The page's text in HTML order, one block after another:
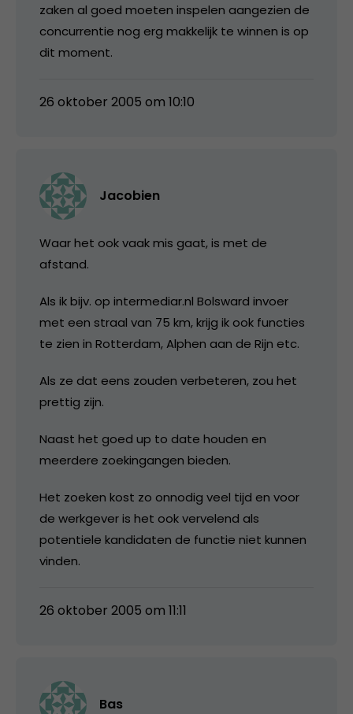
zaken al goed moeten inspelen aangezien de
concurrentie nog erg makkelijk te winnen is op
dit moment.
26 oktober 2005 om 10:10
Jacobien
Waar het ook vaak mis gaat, is met de
afstand.
Als ik bijv. op intermediar.nl Bolsward invoer
met een straal van 75 km, krijg ik ook functies
te zien in Rotterdam, Alphen aan de Rijn etc.
Als ze dat eens zouden verbeteren, zou het
prettig zijn.
Naast het goed up to date houden en
meerdere zoekingangen bieden.
Het zoeken kost zo onnodig veel tijd en voor
de werkgever is het ook vervelend als
potentiele kandidaten de functie niet kunnen
vinden.
26 oktober 2005 om 11:11
Bas